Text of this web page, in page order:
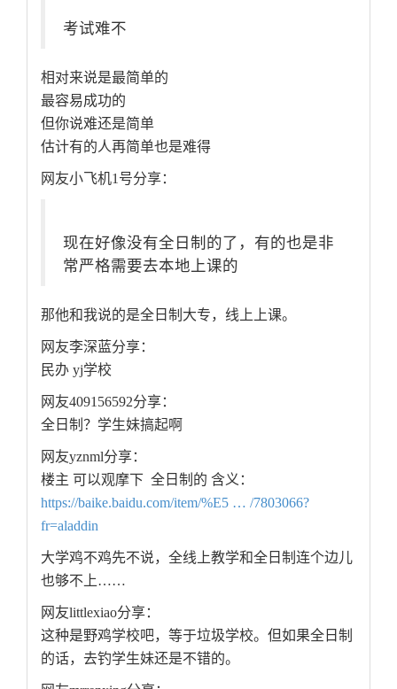
考试难不
相对来说是最简单的
最容易成功的
但你说难还是简单
估计有的人再简单也是难得
网友小飞机1号分享：
现在好像没有全日制的了，有的也是非
常严格需要去本地上课的
那他和我说的是全日制大专，线上上课。
网友李深蓝分享：
民办 yj学校
网友409156592分享：
全日制？学生妹搞起啊
网友yznml分享：
楼主 可以观摩下 全日制的 含义：
https://baike.baidu.com/item/%E5 … /7803066?
fr=aladdin
大学鸡不鸡先不说，全线上教学和全日制连个边儿
也够不上……
网友littlexiao分享：
这种是野鸡学校吧，等于垃圾学校。但如果全日制
的话，去钓学生妹还是不错的。